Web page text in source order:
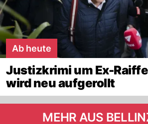
Ab heute
Justizkrimi um Ex-
wird neu aufgerollt
MEHR AUS